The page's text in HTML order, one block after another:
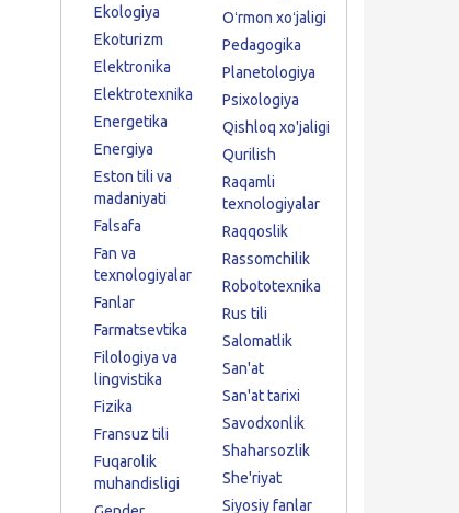
Ekologiya
Ekoturizm
Elektronika
Elektrotexnika
Energetika
Energiya
Eston tili va
madaniyati
Falsafa
Fan va
texnologiyalar
Fanlar
Farmatsevtika
Filologiya va
lingvistika
Fizika
Fransuz tili
Fuqarolik
muhandisligi
Oʻrmon xoʻjaligi
Pedagogika
Planetologiya
Psixologiya
Qishloq xo'jaligi
Qurilish
Raqamli
texnologiyalar
Raqqoslik
Rassomchilik
Robototexnika
Rus tili
Salomatlik
San'at
San'at tarixi
Savodxonlik
Shaharsozlik
She'riyat
Siyosiy fanlar